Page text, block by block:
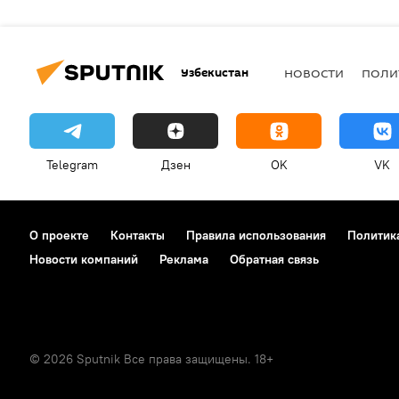
Узбекистан НОВОСТИ
Telegram Дзен OK VK
О проекте Контакты Правила использования
Новости компаний
Реклама Обратная связь
© 2026 Sputnik Все права защищены. 18+